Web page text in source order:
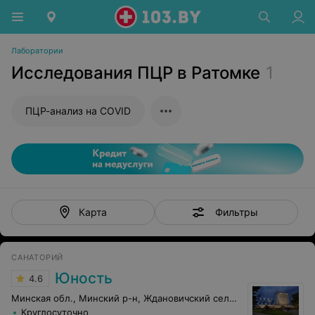
Лаборатории
Исследования ПЦР в Ратомке 1
ПЦР-анализ на COVID
Карта Фильтры
САНАТОРИЙ
4.6 Юность
Минская обл., Минский р-н, Ждановичский сельсовет, 67
Круглосуточно